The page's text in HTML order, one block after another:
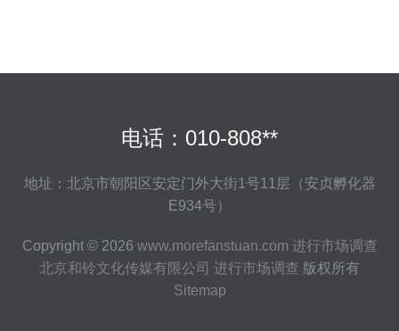
电话：010-808**
地址：北京市朝阳区安定门外大街1号11层（安贞孵化器
E934号）
Copyright © 2026 www.morefanstuan.com 进行市场调查
北京和铃文化传媒有限公司 进行市场调查 版权所有
Sitemap